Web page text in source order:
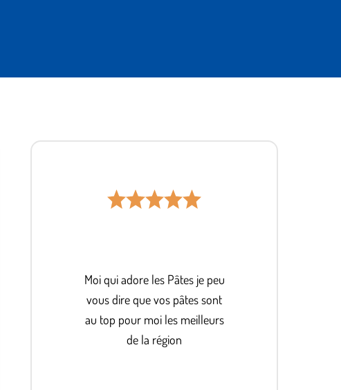
Moi qui adore les Pâtes je peu
vous dire que vos pâtes sont
au top pour moi les meilleurs
de la région